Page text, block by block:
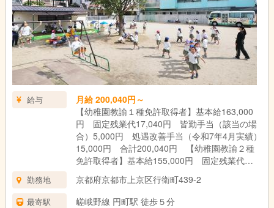
給与
月給 200,040円～
【幼稚園教諭１種免許取得者】基本給163,000
円 固定残業代17,040円 皆勤手当（該当の場
合）5,000円 処遇改善手当（令和7年4月実績）
15,000円 合計200,040円 【幼稚園教諭２種
免許取得者】基本給155,000円 固定残業代
16,400円 皆勤手当（該当の場合）5,000円 処
遇改善手当（令和7年4月実績）15,000円 合計
191,400円
勤務地 京都府京都市上京区行衛町439-2
最寄駅 嵯峨野線 円町駅 徒歩５分